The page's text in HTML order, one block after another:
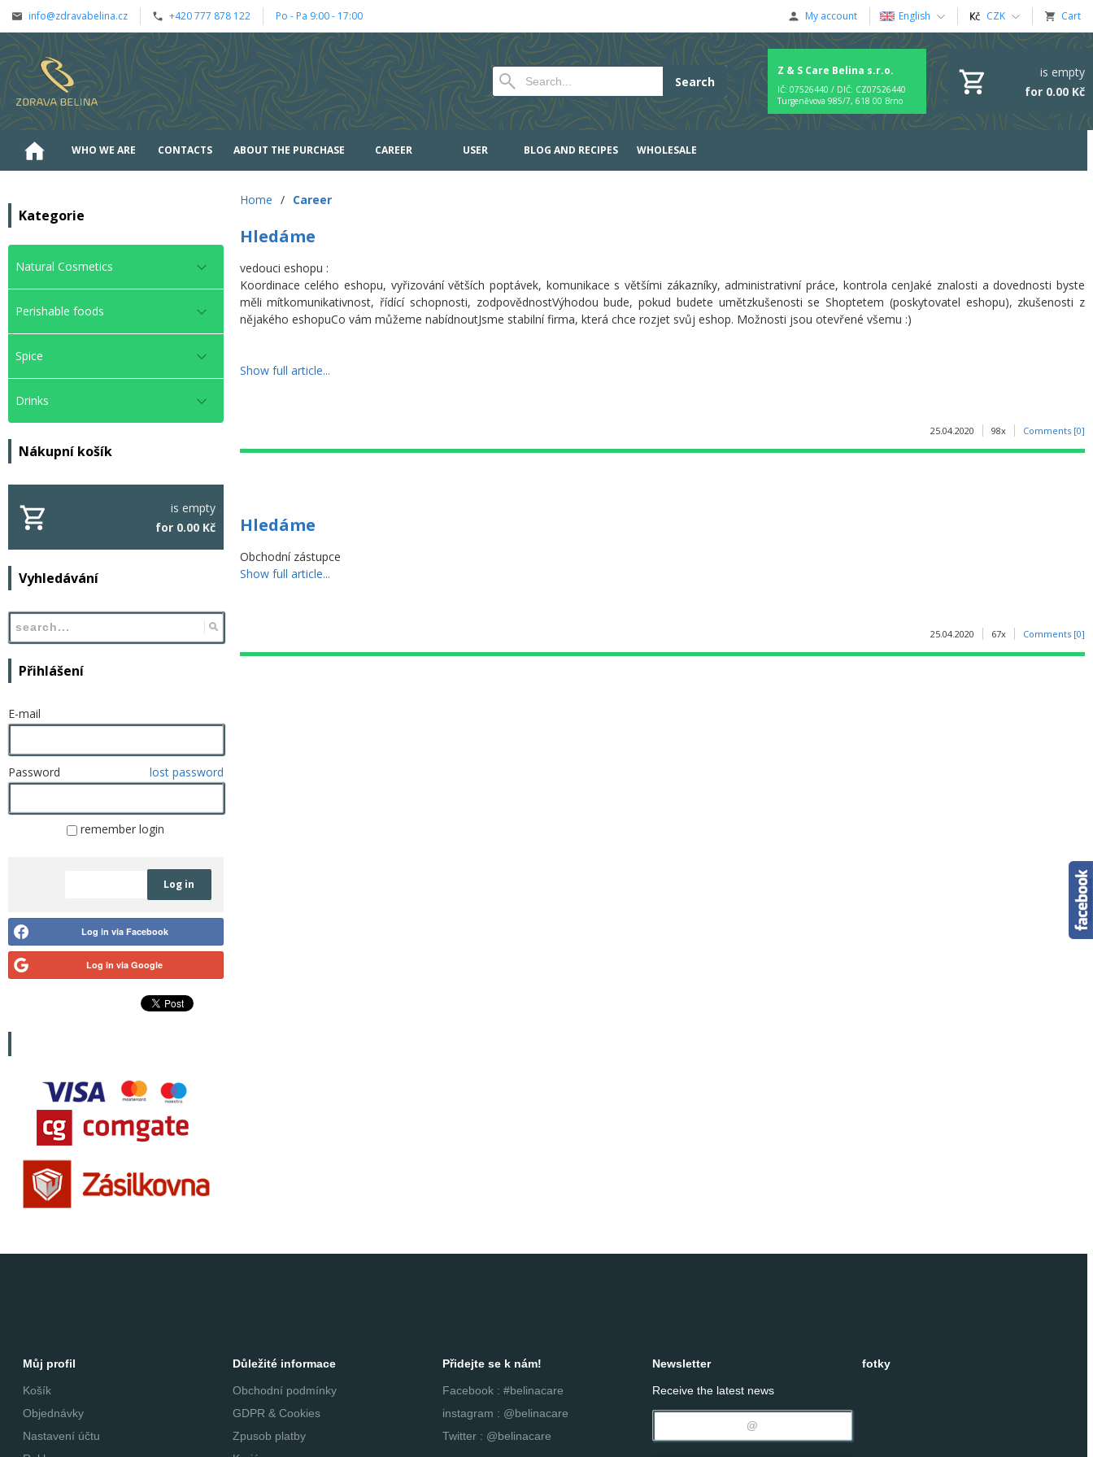
info@zdravabelina.cz +420 777 878 122 Po - Pa 9:00 - 17:00 My account English CZK Cart
Search
Z & S Care Belina s.r.o.
IČ: 07526440 / DIČ: CZ07526440
Turgeněvova 985/7, 618 00 Brno
is empty
for 0.00 Kč
WHO WE ARE CONTACTS ABOUT THE PURCHASE CAREER USER BLOG AND RECIPES WHOLESALE
Kategorie
Natural Cosmetics
Perishable foods
Spice
Drinks
Nákupní košík
is empty
for 0.00 Kč
Vyhledávání
Přihlášení
E-mail
Password lost password
remember login
Log in
Log in via Facebook
Log in via Google
Home / Career
Hledáme
vedouci eshopu :
Koordinace celého eshopu, vyřizování větších poptávek, komunikace s většími zákazníky, administrativní práce, kontrola cenJaké znalosti a dovednosti byste
měli mítkomunikativnost, řídící schopnosti, zodpovědnostVýhodou bude, pokud budete umětzkušenosti se Shoptetem (poskytovatel eshopu), zkušenosti z
nějakého eshopuCo vám můžeme nabídnoutJsme stabilní firma, která chce rozjet svůj eshop. Možnosti jsou otevřené všemu :)
Show full article...
25.04.2020 98x Comments [0]
Hledáme
Obchodní zástupce
Show full article...
25.04.2020 67x Comments [0]
Můj profil
Košík
Objednávky
Nastavení účtu
Důležité informace
Obchodní podmínky
GDPR & Cookies
Zpusob platby
Přidejte se k nám!
Facebook : #belinacare
instagram : @belinacare
Twitter : @belinacare
Newsletter
Receive the latest news
fotky